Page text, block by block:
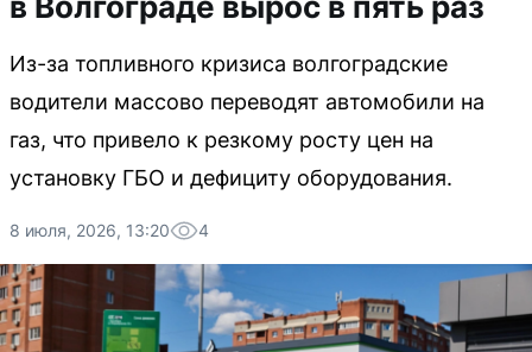
Из-за топливного кризиса волгоградские
водители массово переводят автомобили на
газ, что привело к резкому росту цен на
установку ГБО и дефициту оборудования.
8 июля, 2026, 13:20 4